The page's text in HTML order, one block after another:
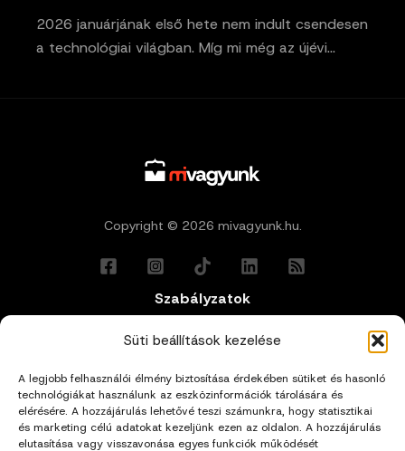
Süti beállítások kezelése
A legjobb felhasználói élmény biztosítása érdekében sütiket és hasonló
technológiákat használunk az eszközinformációk tárolására és
elérésére. A hozzájárulás lehetővé teszi számunkra, hogy statisztikai
és marketing célú adatokat kezeljünk ezen az oldalon. A hozzájárulás
elutasítása vagy visszavonása egyes funkciók működését
2026 januárjának első hete nem indult csendesen
a technológiai világban. Míg mi még az újévi…
Copyright © 2026 mivagyunk.hu.
Szabályzatok
Általános Felhasználási Feltételek
Adatkezelési Tájékoztató
Impresszum